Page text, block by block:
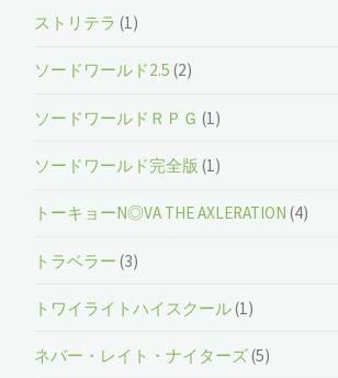
ストリテラ (1)
ソードワールド2.5 (2)
ソードワールドＲＰＧ (1)
ソードワールド完全版 (1)
トーキョーN◎VA THE AXLERATION (4)
トラベラー (3)
トワイライトハイスクール(1)
ネバー・レイト・ナイターズ(5)